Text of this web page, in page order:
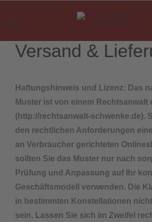
Versand &
Haftungshinweis und Lizenz: Das
Muster ist von einem Rechtsanwalt
(http://rechtsanwalt-schwenke.de).
den rechtlichen Anforderungen
an Verbraucher gerichteten
sollten Sie das Muster nur nach
Prüfung und Anpassung auf Ihr
Geschäftsmodell verwenden. Die
in bestimmten Konstellationen
sein. Lassen Sie sich im Zweifel